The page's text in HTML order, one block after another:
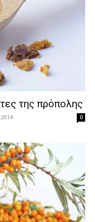
της πρόπολης
0